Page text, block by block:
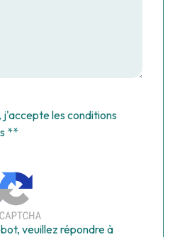
les conditions
**
veuillez répondre à